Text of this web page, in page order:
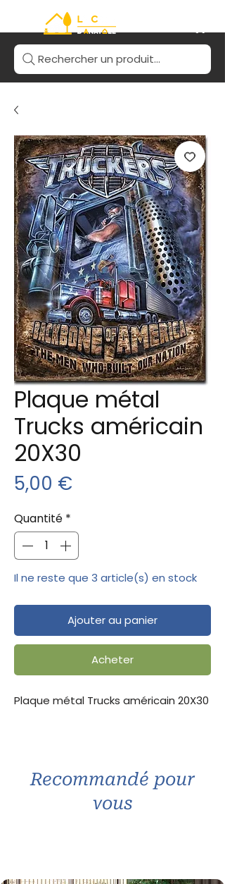
Rechercher un produit...
Plaque métal
Trucks américain
20X30
5,00 €
Quantité *
Il ne reste que 3 article(s) en stock
Ajouter au panier
Acheter
Plaque métal Trucks américain 20X30
Recommandé pour
vous